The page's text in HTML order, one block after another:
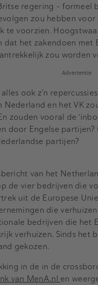
regering – formeel
zou hebben voor
te voorzien.
dat het zakendoen
zou worden
Advertentie
ook z’n
Nederland en het VK
zouden vooral de
door Engelse partijen?
partijen?
van het
de vier bedrijven die
uit de Europese
die
bedrijven die het
verhuizen. Sinds het
gekozen.
in de in de
van MenA.nl en